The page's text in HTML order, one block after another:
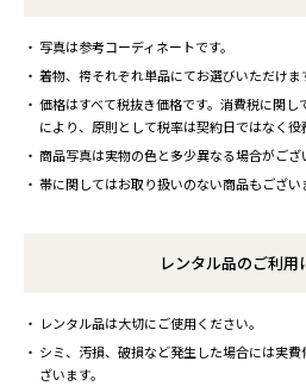
写真は参考コーディネートです。
着物、袴それぞれ単品にてお選びいただけま
価格はすべて税抜き価格です。消費税に関
により、原則として税率は契約日ではなく役
商品写真は実物の色と多少異なる場合がござ
帯に関してはお取り扱いのない商品もござい
レンタル品のご利用
レンタル品は大切にご使用ください。
シミ、汚損、破損など発生した場合には実
ざいます。